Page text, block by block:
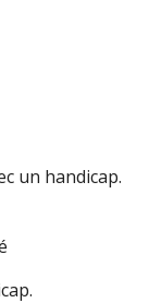
un handicap.